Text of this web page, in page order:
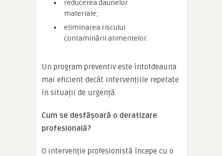
reducerea daunelor
materiale;
eliminarea riscului
contaminării alimentelor.
Un program preventiv este întotdeauna
mai eficient decât intervențiile repetate
în situații de urgență.
Cum se desfășoară o deratizare
profesională?
O intervenție profesionistă începe cu o